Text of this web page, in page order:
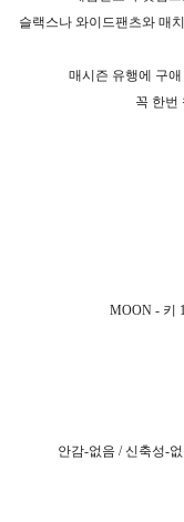
슬랙스나 와이드팬츠와 매
매시즌 유행에 구
꼭 한번
MOON - 키
안감-없음 / 신축성-